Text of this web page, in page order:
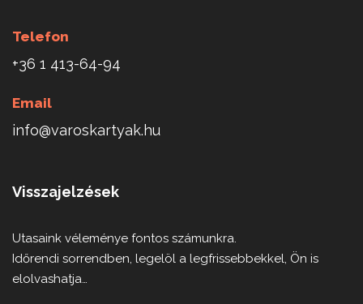
Telefon
+36 1 413-64-94
Email
info@varoskartyak.hu
Visszajelzések
Utasaink véleménye fontos számunkra.
Időrendi sorrendben, legelöl a legfrissebbekkel, Ön is
elolvashatja…